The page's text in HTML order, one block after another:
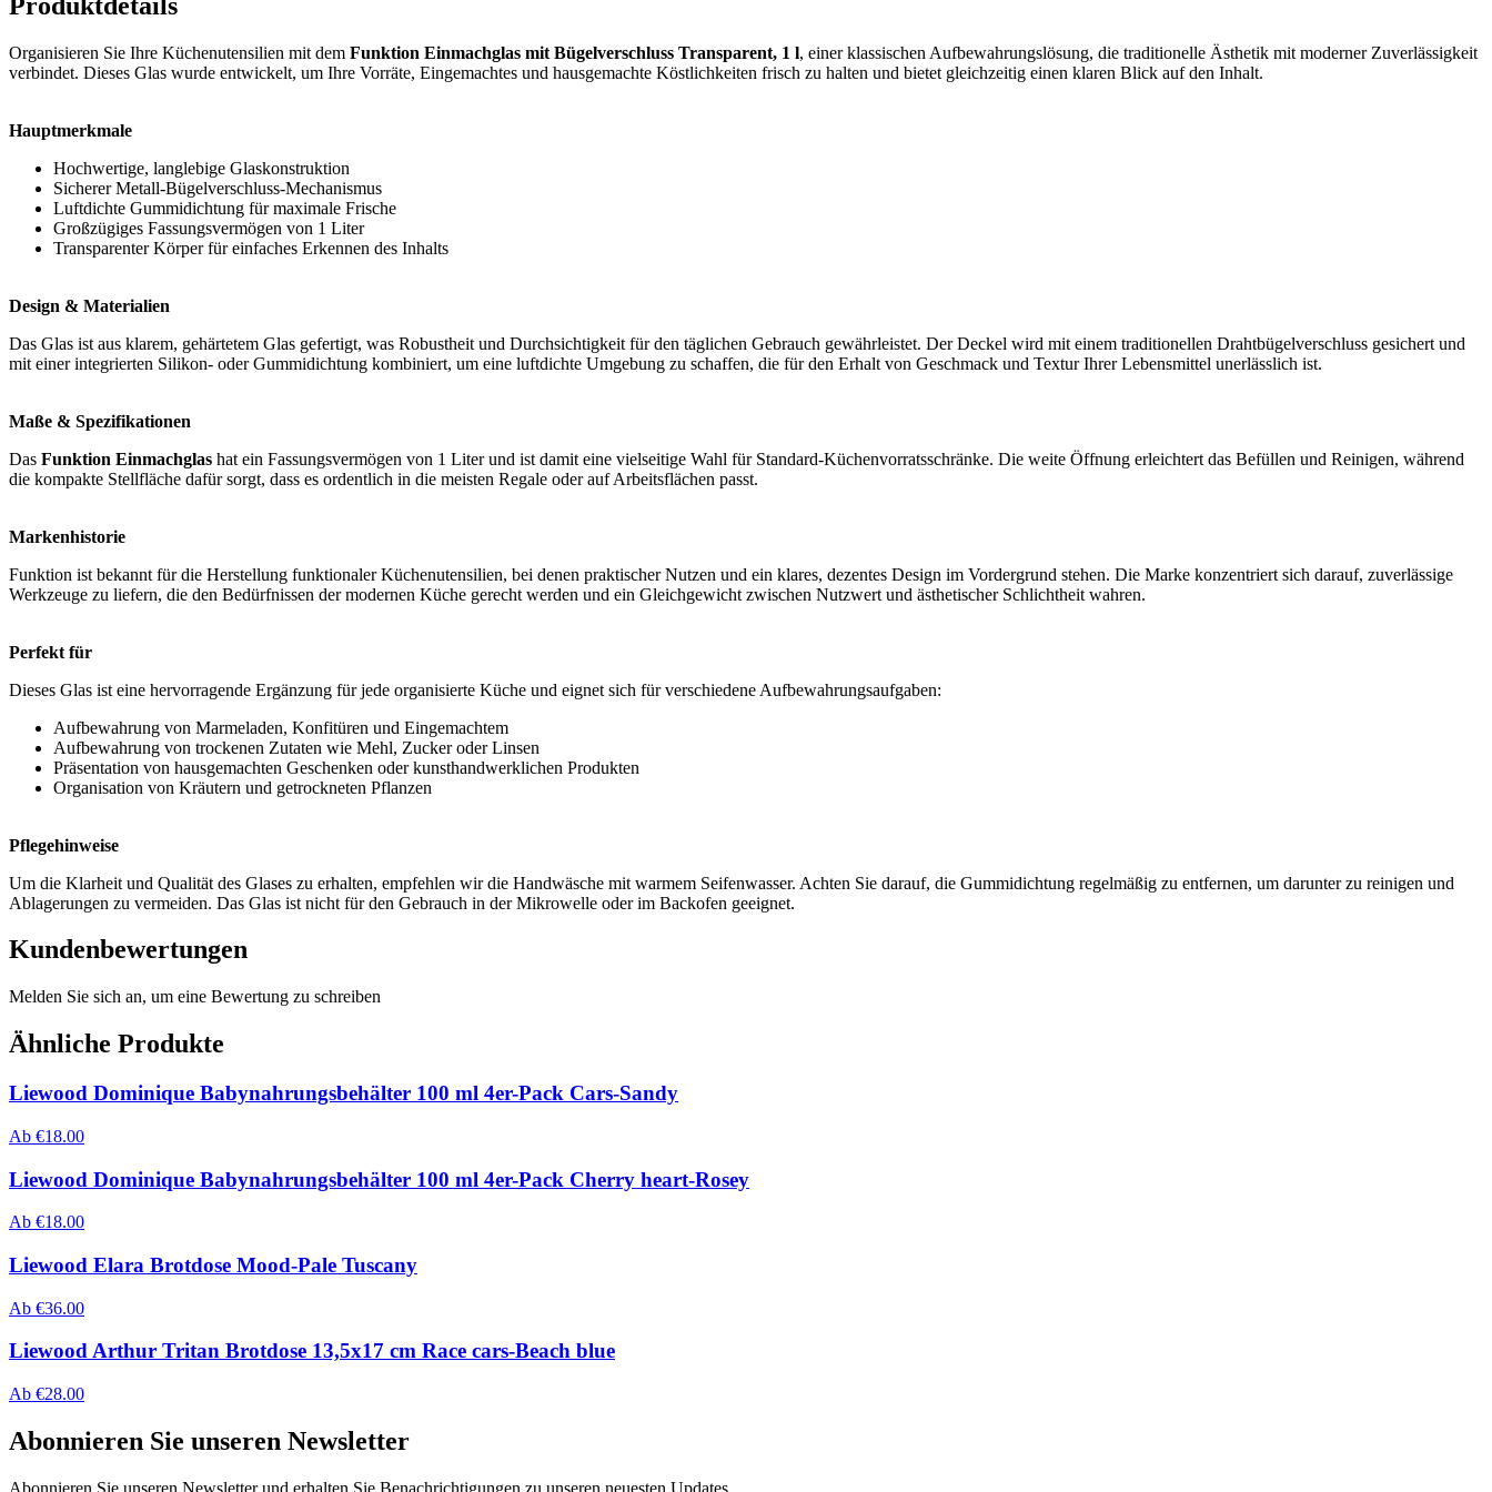
Organisieren Sie Ihre Küchenutensilien mit dem Funktion Einmachglas mit Bügelverschluss Transparent, 1 l, einer klassischen Aufbewahrungslösung, die traditionelle Ästhetik mit moderner Zuverlässigkeit
verbindet. Dieses Glas wurde entwickelt, um Ihre Vorräte, Eingemachtes und hausgemachte Köstlichkeiten frisch zu halten und bietet gleichzeitig einen klaren Blick auf den Inhalt.
Hauptmerkmale
Hochwertige, langlebige Glaskonstruktion
Sicherer Metall-Bügelverschluss-Mechanismus
Luftdichte Gummidichtung für maximale Frische
Großzügiges Fassungsvermögen von 1 Liter
Transparenter Körper für einfaches Erkennen des Inhalts
Design & Materialien
Das Glas ist aus klarem, gehärtetem Glas gefertigt, was Robustheit und Durchsichtigkeit für den täglichen Gebrauch gewährleistet. Der Deckel wird mit einem traditionellen Drahtbügelverschluss gesichert und
mit einer integrierten Silikon- oder Gummidichtung kombiniert, um eine luftdichte Umgebung zu schaffen, die für den Erhalt von Geschmack und Textur Ihrer Lebensmittel unerlässlich ist.
Maße & Spezifikationen
Das Funktion Einmachglas hat ein Fassungsvermögen von 1 Liter und ist damit eine vielseitige Wahl für Standard-Küchenvorratsschränke. Die weite Öffnung erleichtert das Befüllen und Reinigen, während
die kompakte Stellfläche dafür sorgt, dass es ordentlich in die meisten Regale oder auf Arbeitsflächen passt.
Markenhistorie
Funktion ist bekannt für die Herstellung funktionaler Küchenutensilien, bei denen praktischer Nutzen und ein klares, dezentes Design im Vordergrund stehen. Die Marke konzentriert sich darauf, zuverlässige
Werkzeuge zu liefern, die den Bedürfnissen der modernen Küche gerecht werden und ein Gleichgewicht zwischen Nutzwert und ästhetischer Schlichtheit wahren.
Perfekt für
Dieses Glas ist eine hervorragende Ergänzung für jede organisierte Küche und eignet sich für verschiedene Aufbewahrungsaufgaben:
Aufbewahrung von Marmeladen, Konfitüren und Eingemachtem
Aufbewahrung von trockenen Zutaten wie Mehl, Zucker oder Linsen
Präsentation von hausgemachten Geschenken oder kunsthandwerklichen Produkten
Organisation von Kräutern und getrockneten Pflanzen
Pflegehinweise
Um die Klarheit und Qualität des Glases zu erhalten, empfehlen wir die Handwäsche mit warmem Seifenwasser. Achten Sie darauf, die Gummidichtung regelmäßig zu entfernen, um darunter zu reinigen und
Ablagerungen zu vermeiden. Das Glas ist nicht für den Gebrauch in der Mikrowelle oder im Backofen geeignet.
Kundenbewertungen
Melden Sie sich an, um eine Bewertung zu schreiben
Ähnliche Produkte
Liewood Dominique Babynahrungsbehälter 100 ml 4er-Pack Cars-Sandy
Ab €18.00
Liewood Dominique Babynahrungsbehälter 100 ml 4er-Pack Cherry heart-Rosey
Ab €18.00
Liewood Elara Brotdose Mood-Pale Tuscany
Ab €36.00
Liewood Arthur Tritan Brotdose 13,5x17 cm Race cars-Beach blue
Ab €28.00
Abonnieren Sie unseren Newsletter
Abonnieren Sie unseren Newsletter und erhalten Sie Benachrichtigungen zu unseren neuesten Updates